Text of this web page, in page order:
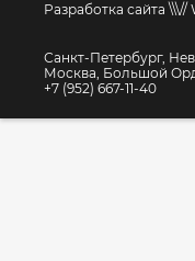
Санкт-Петербург,
Москва, Большой
+7 (952) 667-11-40